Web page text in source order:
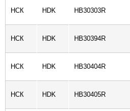
НСК HDK HB30303R
НСК HDK HB30394R
НСК HDK HB30404R
НСК HDK HB30405R